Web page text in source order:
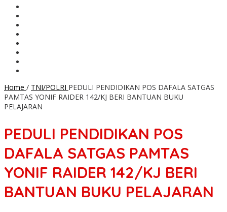
Home / TNI/POLRI PEDULI PENDIDIKAN POS DAFALA SATGAS
PAMTAS YONIF RAIDER 142/KJ BERI BANTUAN BUKU
PELAJARAN
PEDULI PENDIDIKAN POS
DAFALA SATGAS PAMTAS
YONIF RAIDER 142/KJ BERI
BANTUAN BUKU PELAJARAN